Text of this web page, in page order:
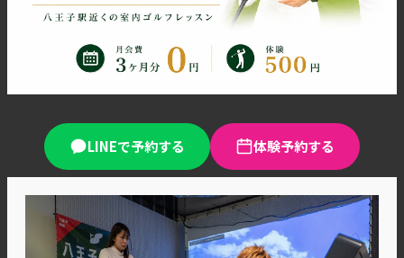
LINEで予約する 体験予約する